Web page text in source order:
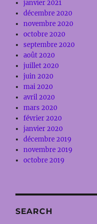
janvier 2021
décembre 2020
novembre 2020
octobre 2020
septembre 2020
août 2020
juillet 2020
juin 2020
mai 2020
avril 2020
mars 2020
février 2020
janvier 2020
décembre 2019
novembre 2019
octobre 2019
SEARCH